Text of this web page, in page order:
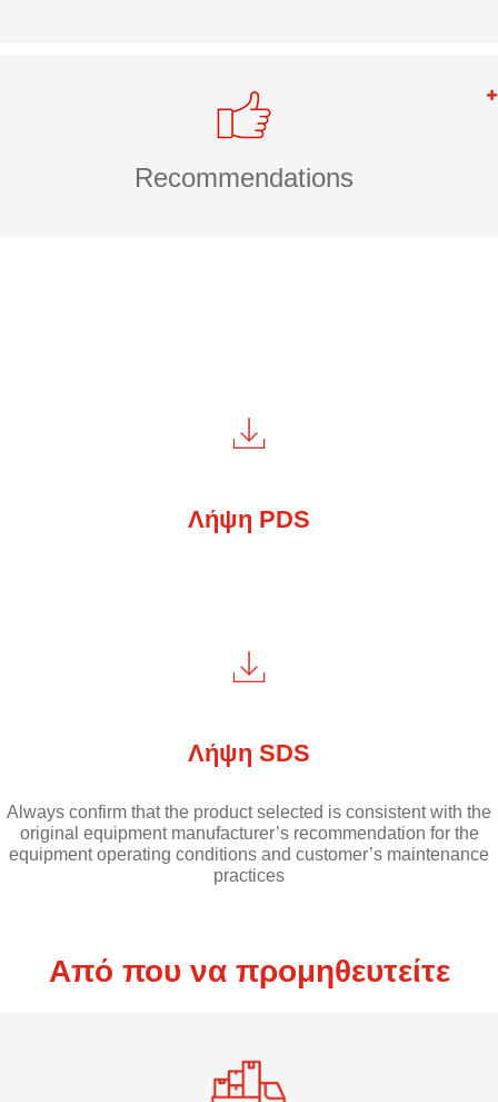
Recommendations
Λήψη PDS
Λήψη SDS
Always confirm that the product selected is consistent with the
original equipment manufacturer’s recommendation for the
equipment operating conditions and customer’s maintenance
practices
Από που να προμηθευτείτε